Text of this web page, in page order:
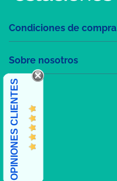
Condiciones de compra
Sobre nosotros
OPINIONES CLIENTES